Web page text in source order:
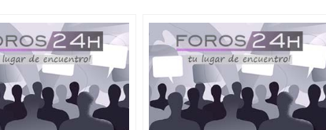
经济、医学、护理、文学、音乐、生物学、统计学、美
历史、电气工程、生物工程、建筑设计、工商管理、材料
化学、英语、社会科学、心理学、戏剧、市场营销、机械
金融专业 1、客户提供相关材料，确定客户办理信息，给
； 3、留服注册申请账号，付定金； 4、预约递交时间，公
等待结果，完成结果书留服直接邮寄给客户 6、客户确认收
证成绩单所使用的材料，尺寸大小，防伪结构（包括：水
金烫银复合重叠。 文字图案浮雕，激光镭射，紫外荧光，温